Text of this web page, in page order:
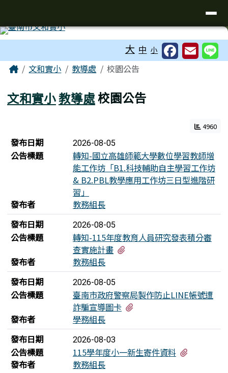
大 中 小
主內容區域
Home文和實小 教導處 校園公告
文和實小教導處校園公告
4960
新聞列表
發布日期 2026-08-05
公告標題
轉知-國立高雄師範大學數位學習教師增
能工作坊「B1.科技輔助自主學習工作坊
& B2.PBL教學應用工作坊三日型進階研
習」
發布者
教務組長
發布日期
2026-08-05
公告標題
轉知-115年度教育人員研究發表積分審
查實施計畫
發布者
教務組長
發布日期
2026-08-05
公告標題
臺南市政府警察局製作防止LINE帳號遭
詐騙宣導圖卡
發布者
學務組長
發布日期
2026-08-03
公告標題 115學年度小一新生寄件資料
發布者
教務組長
頁尾區域